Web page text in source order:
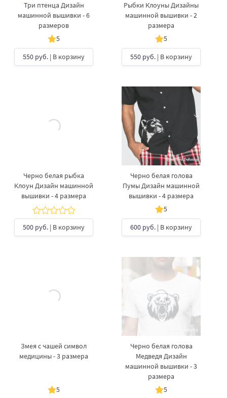
Три птенца Дизайн
машинной вышивки - 6
размеров
5
550 руб. | В корзину
Рыбки Клоуны Дизайны
машинной вышивки - 2
размера
5
550 руб. | В корзину
Черно белая рыбка
Клоун Дизайн машинной
вышивки - 4 размера
500 руб. | В корзину
Черно белая голова
Пумы Дизайн машинной
вышивки - 4 размера
5
600 руб. | В корзину
Змея с чашей символ
медицины - 3 размера
5
Черно белая голова
Медведя Дизайн
машинной вышивки - 3
размера
5